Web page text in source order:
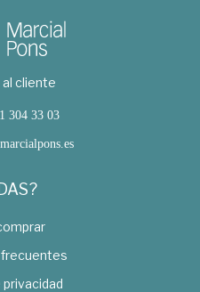
cliente
304 33 03